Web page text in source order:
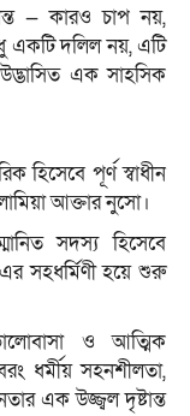
— কারও চাপ নয়,
দলিল নয়, এটি
এক সাহসিক
হিসেবে পূর্ণ স্বাধীন
আক্তার নুসো।
সদস্য হিসেবে
সহধর্মিণী হয়ে শুরু
ও আত্মিক
ধর্মীয় সহনশীলতা,
এক উজ্জ্বল দৃষ্টান্ত